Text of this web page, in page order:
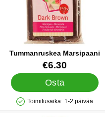
Tummanruskea Marsipaani
Tuote.nro 12155
€6.30
Osta
Saatavuus: Varastossa
Toimitusaika: 1-2 päivää